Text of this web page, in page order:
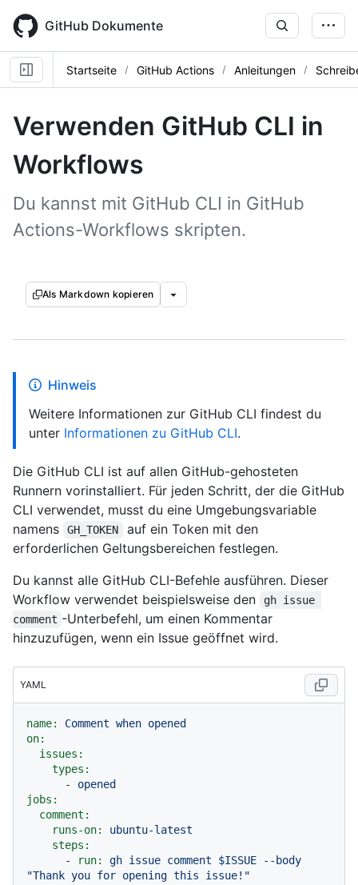
main
content
GitHub Dokumente
Startseite GitHub Actions Anleitungen
Verwenden GitHub CLI in
Workflows
Du kannst mit GitHub CLI in GitHub
Actions-Workflows skripten.
Als Markdown kopieren
Hinweis
Weitere Informationen zur GitHub CLI findest du
unter Informationen zu GitHub CLI.
Die GitHub CLI ist auf allen GitHub-gehosteten
Runnern vorinstalliert. Für jeden Schritt, der die GitHub
CLI verwendet, musst du eine Umgebungsvariable
namens
GH_TOKEN
auf ein Token mit den
erforderlichen Geltungsbereichen festlegen.
Du kannst alle GitHub CLI-Befehle ausführen. Dieser
Workflow verwendet beispielsweise den
gh issue
comment -Unterbefehl, um einen Kommentar
hinzuzufügen, wenn ein Issue geöffnet wird.
YAML
name: Comment when opened
on:
issues:
types:
-
opened
jobs:
comment:
runs-on:
ubuntu-latest
steps:
-
run: gh issue comment $ISSUE
--body
"Thank you for opening this issue!"